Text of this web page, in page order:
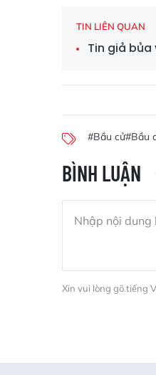
TIN LIÊN QUAN
Tin giả
#Bầu cử#Bầu
BÌNH LUẬN
Xin vui lòng gõ tiếng